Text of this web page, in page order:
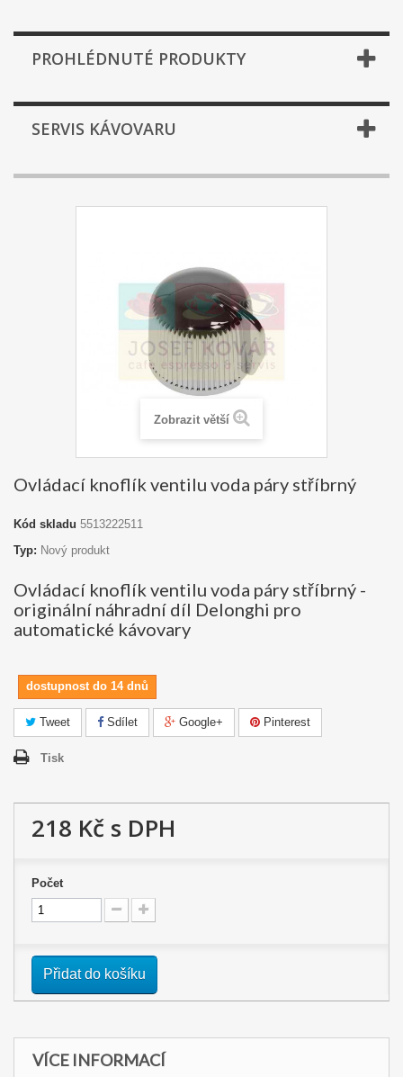
PROHLÉDNUTÉ PRODUKTY
SERVIS KÁVOVARU
Zobrazit větší
Ovládací knoflík ventilu voda páry stříbrný
Kód skladu 5513222511
Typ: Nový produkt
Ovládací knoflík ventilu voda páry stříbrný -
originální náhradní díl Delonghi pro
automatické kávovary
dostupnost do 14 dnů
Tweet Sdílet Google+ Pinterest
Tisk
218 Kč s DPH
Počet
Přidat do košíku
VÍCE INFORMACÍ